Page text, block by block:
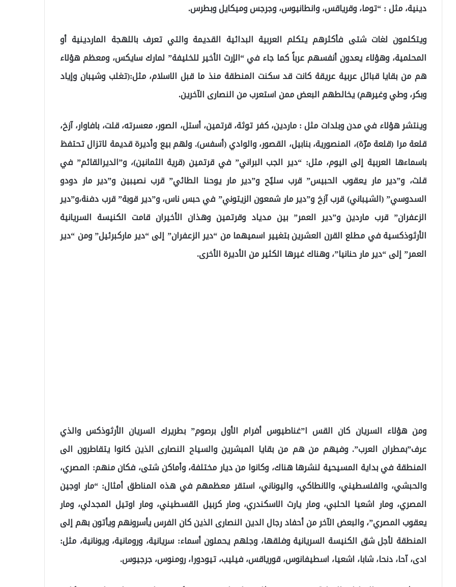
دينية، مثل : “توما، وقرياقس، وانطانيوس، وجرجس وميكايل وبطرس.
ويتكلمون لغات شتى فأكثرهم يتكلم العربية البدائية القديمة والتي تعرف باللهجة الماردينية أو
المحلمية، وهؤلاء يعدون أنفسهم عرباً كما جاء في “الإرث الأخير للخليفة” لمارك سايكس، ومعظم هؤلاء
هم من بقايا قبائل عربية عريقة كانت قد سكنت المنطقة منذ ما قبل الاسلام، مثل:(تغلب وشيبان وإياد
وبكر، وطي وغيرهم) يخالطهم البعض ممن استعرب من النصارى الآخرين.
وينتشر هؤلاء في مدن وبلدات مثل : ماردين، كفر توثة، قرتمين، أستل، الصور، معسرته، قلت، بافاوار، آزخ،
قلعة مرا (قلعة مرّة)، المنصورية، بنابيل، القصور، والوادي (أسفس). ولهم بيع وأديرة قديمة لاتزال تحتفظ
باسماءها العربية إلى اليوم، مثل: “دير الجب البراني” في قرتمين (قرية الثمانين)، و”الديرالقائم” في
قلث، و”دير مار يعقوب الحبيس” قرب سليًح و”دير مار يوحنا الطائي” قرب نصيبين و”دير مار دودو
السدوسي” (الشيباني) قرب آزخ و”دير مار شمعون الزيتوني” في حبس ناس، و”دير قوبة” قرب دفنة،و”دير
الزعفران” قرب ماردين و”دير العمر” بين مدياد وقرتمين وهذان الأخيران قامت الكنيسة السريانية
الأرثوذكسية في مطلع القرن العشرين بتغيير اسميهما من “دير الزعفران” إلى “دير ماركبرئيل” ومن “دير
العمر” إلى “دير مار حنانيا”، وهناك غيرها الكثير من الأديرة الأخرى.
ومن هؤلاء السريان كان القس ا”غناطيوس أفرام الأول برصوم” بطريرك السريان الأرثوذكس والذي
عرف”بمطران العرب”. وفيهم من هم من بقايا المبشرين والسياح النصارى الذين كانوا يتقاطرون الى
المنطقة في بداية المسيحية لنشرها هناك، وكانوا من ديار مختلفة، وأماكن شتى، فكان منهم: المصري،
والحبشي، والفلسطيني، والانطاكي، واليوناني، استقر معظمهم في هذه المناطق أمثال: “مار اوجين
المصري، ومار اشعيا الحلبي، ومار يارث الاسكندري، ومار كربيل القسطيني، ومار اوتيل المجدلي، ومار
يعقوب المصري”، والبعض الآخر من أحفاد رجال الدين النصارى الذين كان الفرس يأسرونهم ويأتون بهم إلى
المنطقة لأجل شق الكنيسة السريانية وفلقها، وجلهم يحملون أسماء: سريانية، ورومانية، ويونانية، مثل:
ادى، آحا، دنحا، شابا، اشعيا، اسطيفانوس، قورياقس، فيليب، تيودورا، رومنوس، جرجيوس.